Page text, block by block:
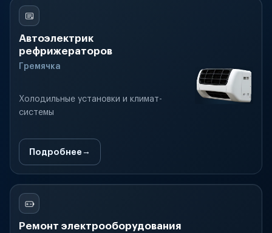
Автоэлектрик
рефрижераторов
Гремячка
Холодильные установки и климат-
системы
Подробнее
Ремонт электрооборудования